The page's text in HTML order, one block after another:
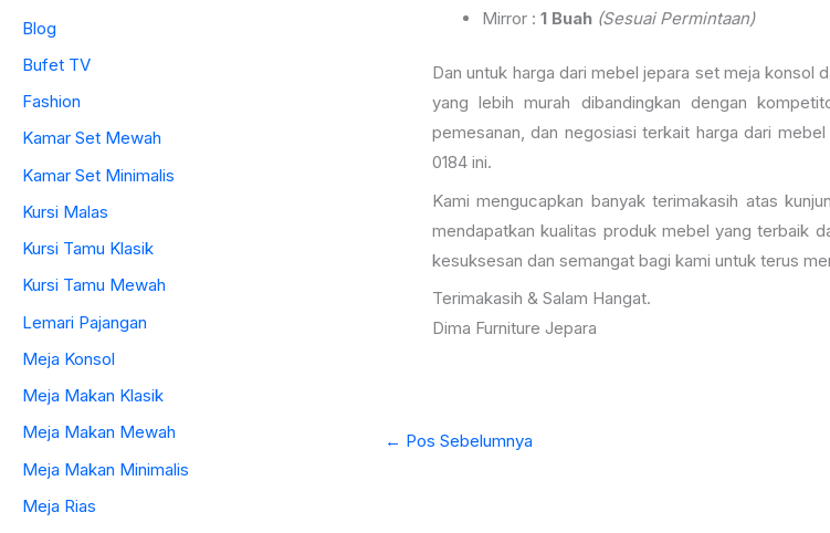
Blog
Bufet TV
Fashion
Kamar Set Mewah
Kamar Set Minimalis
Kursi Malas
Kursi Tamu Klasik
Kursi Tamu Mewah
Lemari Pajangan
Meja Konsol
Meja Makan Klasik
Meja Makan Mewah
Meja Makan Minimalis
Meja Rias
Mirror : 1 Buah (Sesuai Permintaan)
Dan untuk harga dari mebel jepara set meja konsol
yang lebih murah dibandingkan dengan
pemesanan, dan negosiasi terkait harga dari
0184 ini.
Kami mengucapkan banyak terimakasih atas
mendapatkan kualitas produk mebel yang terbaik
kesuksesan dan semangat bagi kami untuk terus
Terimakasih & Salam Hangat.
Dima Furniture Jepara
← Pos Sebelumnya